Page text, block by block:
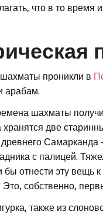
что в то время
проникли в
арабам.
шахматы
две
с палицей.
бы отнести эту вещь
Это, собственно,
также из